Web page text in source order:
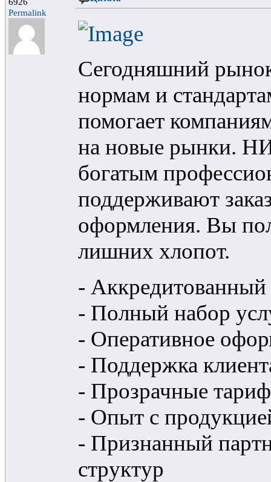
Permalink
Сегодняшний
нормам и
помогает
на новые рынки.
богатым
поддерживают
оформления. Вы
лишних хлопот.
-
- Полный набор
- Оперативное
- Поддержка
- Прозрачные
- Опыт с
- Признанный
структур